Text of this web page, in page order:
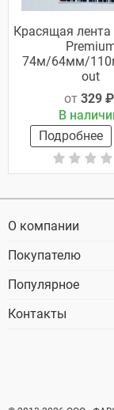
Красящая лента
74м/64мм/
out
от 329 ₽
В
Подробнее
О компании
Покупателю
Популярное
Контакты